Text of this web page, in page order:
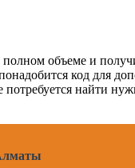
объеме и
код для
найти